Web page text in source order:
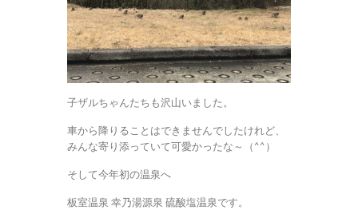
子ザルちゃんたちも沢山いました。
車から降りることはできませんでしたけれど、
みんな寄り添っていて可愛かったな～（^^）
そして今年初の温泉へ
板室温泉 幸乃湯源泉 硫酸塩温泉です。